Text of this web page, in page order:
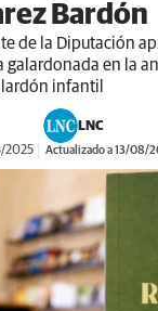
Bardón
de la Diputación
galardonada en la
infantil
LNC
2025 Actualizado a 13/08/